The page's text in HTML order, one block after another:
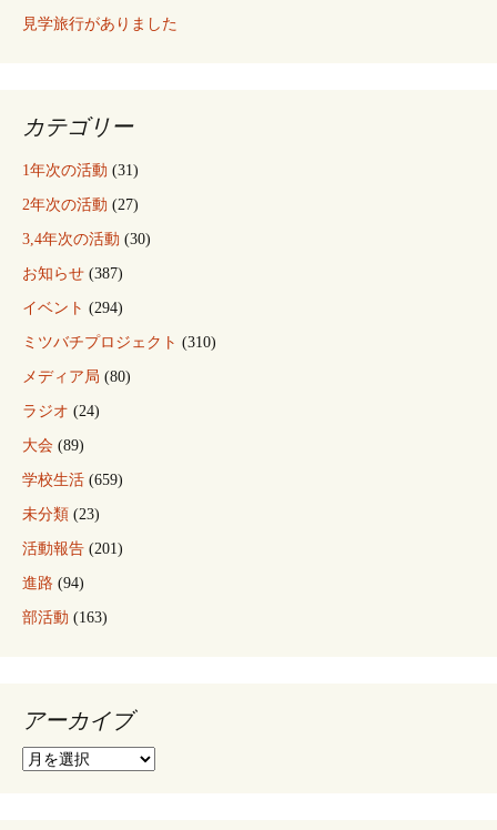
見学旅行がありました
カテゴリー
1年次の活動 (31)
2年次の活動 (27)
3,4年次の活動 (30)
お知らせ (387)
イベント (294)
ミツバチプロジェクト (310)
メディア局 (80)
ラジオ (24)
大会 (89)
学校生活 (659)
未分類 (23)
活動報告 (201)
進路 (94)
部活動 (163)
アーカイブ
ア